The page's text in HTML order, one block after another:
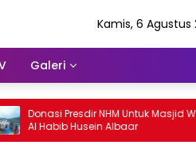
Kamis, 6 Agustus
Galeri
Donasi Presdir NHM Untuk Masjid
Al Habib Husein Albaar